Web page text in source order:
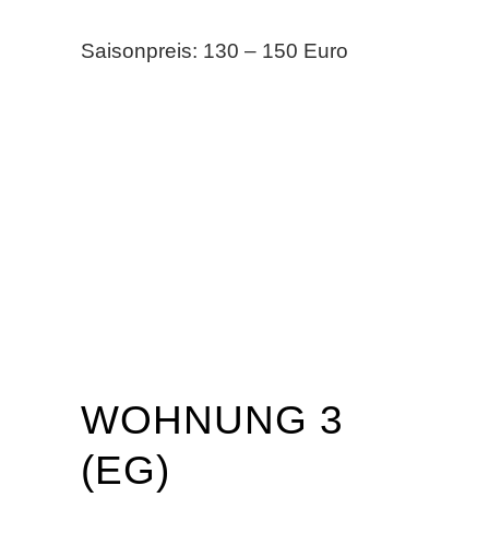
Saisonpreis: 130 – 150 Euro
WOHNUNG 3
(EG)